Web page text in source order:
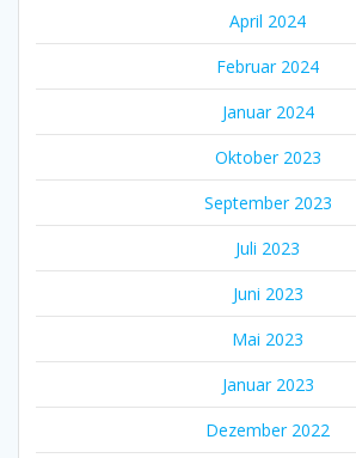
April 2024
Februar 2024
Januar 2024
Oktober 2023
September 2023
Juli 2023
Juni 2023
Mai 2023
Januar 2023
Dezember 2022